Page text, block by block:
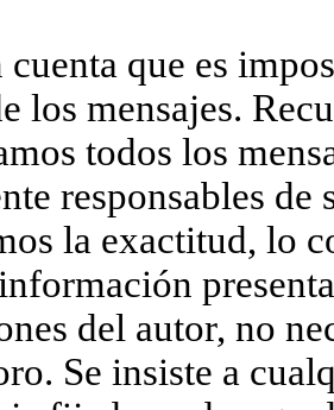
cuenta que es
los mensajes.
todos los
responsables de
la exactitud, lo
del autor, no
Se insiste a